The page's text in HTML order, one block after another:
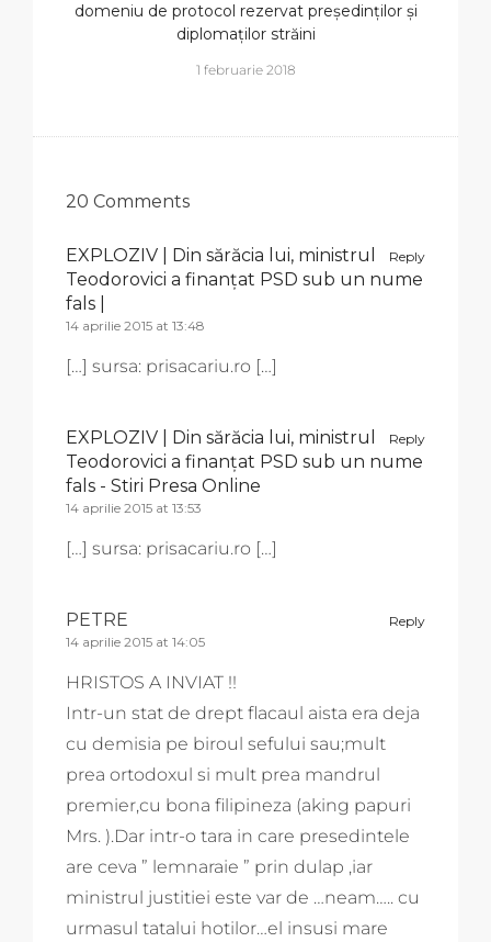
domeniu de protocol rezervat președinților și
diplomaților străini
1 februarie 2018
20 Comments
Reply
EXPLOZIV | Din sărăcia lui, ministrul
Teodorovici a finanțat PSD sub un nume
fals |
14 aprilie 2015 at 13:48
[…] sursa: prisacariu.ro […]
Reply
EXPLOZIV | Din sărăcia lui, ministrul
Teodorovici a finanțat PSD sub un nume
fals - Stiri Presa Online
14 aprilie 2015 at 13:53
[…] sursa: prisacariu.ro […]
Reply
PETRE
14 aprilie 2015 at 14:05
HRISTOS A INVIAT !!
Intr-un stat de drept flacaul aista era deja
cu demisia pe biroul sefului sau;mult
prea ortodoxul si mult prea mandrul
premier,cu bona filipineza (aking papuri
Mrs. ).Dar intr-o tara in care presedintele
are ceva ” lemnaraie ” prin dulap ,iar
ministrul justitiei este var de …neam….. cu
urmasul tatalui hotilor…el insusi mare